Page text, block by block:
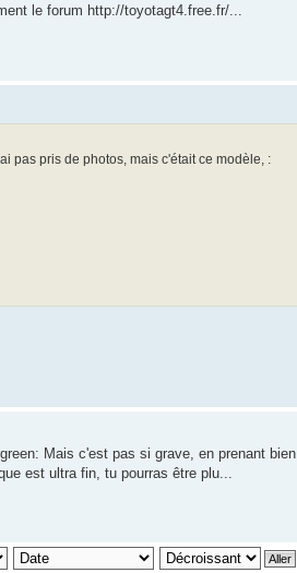
le forum http://toyotagt4.free.fr/...
pas pris de photos, mais c'était ce modèle, :
Mais c'est pas si grave, en prenant bien
est ultra fin, tu pourras être plu...